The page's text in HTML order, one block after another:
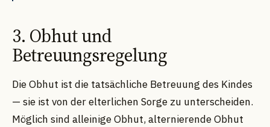
3. Obhut und
Betreuungsregelung
Die Obhut ist die tatsächliche Betreuung des Kindes
— sie ist von der elterlichen Sorge zu unterscheiden.
Möglich sind alleinige Obhut, alternierende Obhut